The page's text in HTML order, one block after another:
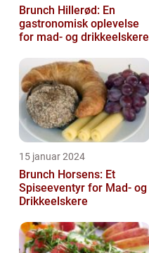
Brunch Hillerød: En
gastronomisk oplevelse
for mad- og drikkeelskere
15 januar 2024
Brunch Horsens: Et
Spiseeventyr for Mad- og
Drikkeelskere